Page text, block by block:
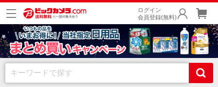
ログイン
会員登録(無料)